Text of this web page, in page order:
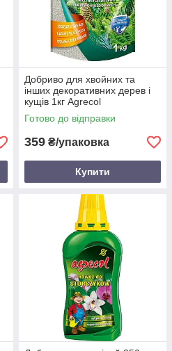
Добриво для хвойних та
інших декоративних дерев і
кущів 1кг Agrecol
Готово до відправки
359 ₴/упаковка
Купити